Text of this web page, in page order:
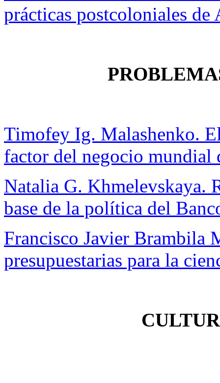
prácticas postcoloniales de
Timofey Ig. Malashenko.
factor del negocio mundial
Natalia G. Khmelevskaya.
base de la política del
Francisco Javier Brambila
presupuestarias para la